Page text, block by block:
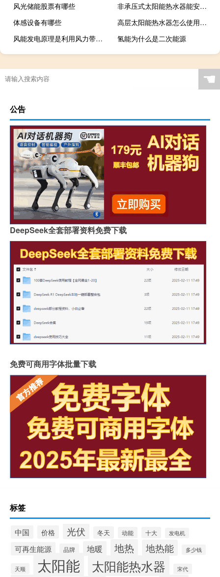
风光储能股票有哪些
非承压式太阳能热水器能安装在阳台上吗
体感设备有哪些
高层太阳能热水器怎么使用方法
风能发电原理是利用风力带动什么旋转
氢能为什么是二次能源
☚
公告
DeepSeek全套部署资料免费下载
免费可商用字体批量下载
标签
中国 价格 光伏 冬天 动能 十大 发电机
可再生能源 品牌 地暖 地热 地热能 多少钱
天顺 太阳能 太阳能热水器 宋代